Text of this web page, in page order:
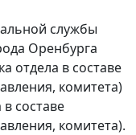
службы
Оренбурга
отдела в составе
комитета)
составе
комитета).